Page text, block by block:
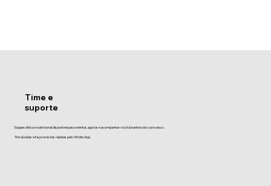
Time e
suporte
Equipe clínica e nutricional disponível para orientar, ajustar e acompanhar você durante todo o processo.
Tire dúvidas e faça revisões rápidas pelo WhatsApp.